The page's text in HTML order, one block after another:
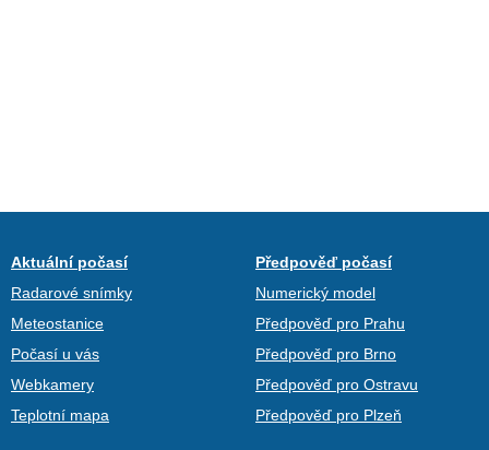
Aktuální počasí
Radarové snímky
Meteostanice
Počasí u vás
Webkamery
Teplotní mapa
Předpověď počasí
Numerický model
Předpověď pro Prahu
Předpověď pro Brno
Předpověď pro Ostravu
Předpověď pro Plzeň